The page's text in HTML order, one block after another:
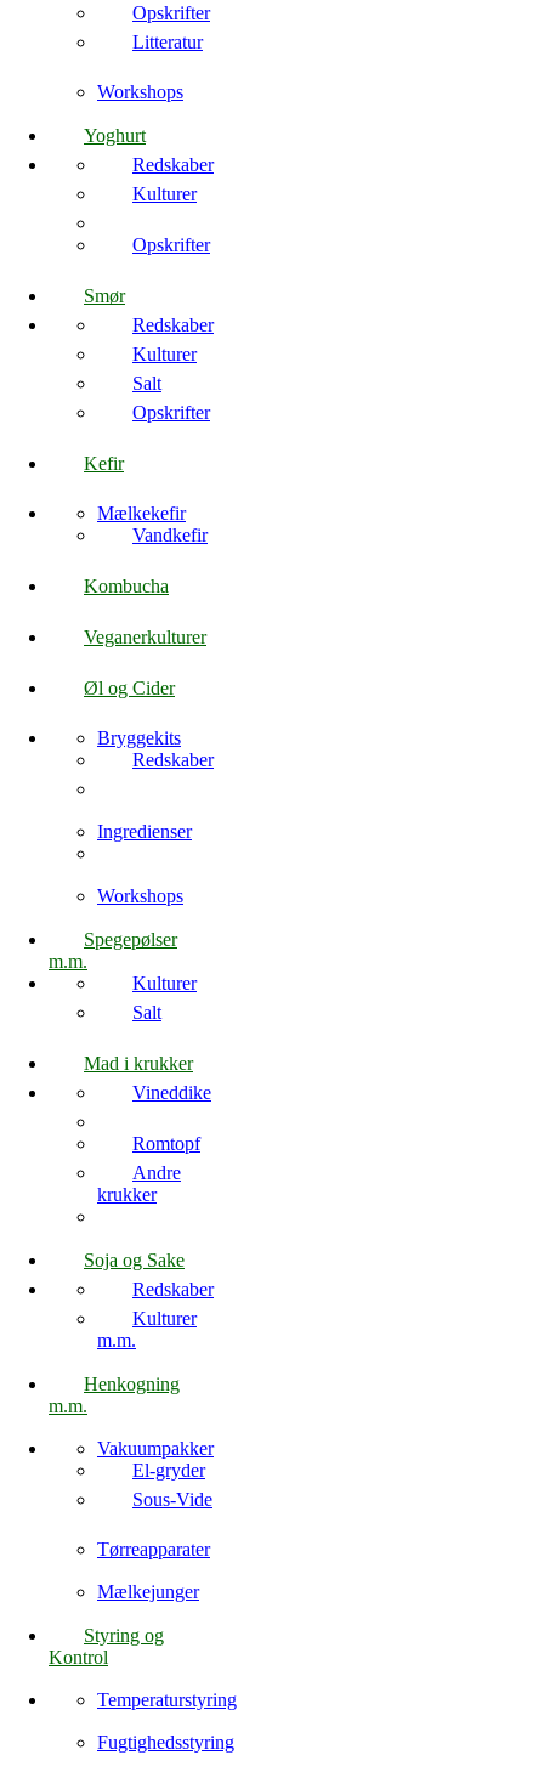
Opskrifter
Litteratur
Workshops
Yoghurt
Redskaber
Kulturer
Opskrifter
Smør
Redskaber
Kulturer
Salt
Opskrifter
Kefir
Mælkekefir
Vandkefir
Kombucha
Veganerkulturer
Øl og Cider
Bryggekits
Redskaber
Ingredienser
Workshops
Spegepølser
m.m.
Kulturer
Salt
Mad i krukker
Vineddike
Romtopf
Andre
krukker
Soja og Sake
Redskaber
Kulturer
m.m.
Henkogning
m.m.
Vakuumpakker
El-gryder
Sous-Vide
Tørreapparater
Mælkejunger
Styring og
Kontrol
Temperaturstyring
Fugtighedsstyring